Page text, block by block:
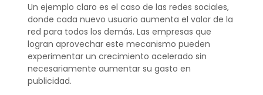
Un ejemplo claro es el caso de las redes sociales,
donde cada nuevo usuario aumenta el valor de la
red para todos los demás. Las empresas que
logran aprovechar este mecanismo pueden
experimentar un crecimiento acelerado sin
necesariamente aumentar su gasto en
publicidad.